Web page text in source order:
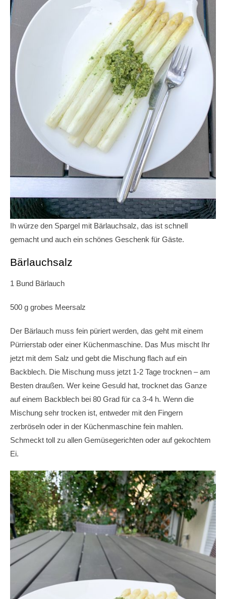
Ih würze den Spargel mit Bärlauchsalz, das ist schnell
gemacht und auch ein schönes Geschenk für Gäste.
Bärlauchsalz
1 Bund Bärlauch
500 g grobes Meersalz
Der Bärlauch muss fein püriert werden, das geht mit einem
Pürrierstab oder einer Küchenmaschine. Das Mus mischt Ihr
jetzt mit dem Salz und gebt die Mischung flach auf ein
Backblech. Die Mischung muss jetzt 1-2 Tage trocknen – am
Besten draußen. Wer keine Gesuld hat, trocknet das Ganze
auf einem Backblech bei 80 Grad für ca 3-4 h. Wenn die
Mischung sehr trocken ist, entweder mit den Fingern
zerbröseln oder in der Küchenmaschine fein mahlen.
Schmeckt toll zu allen Gemüsegerichten oder auf gekochtem
Ei.